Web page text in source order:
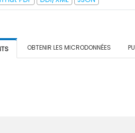
OBTENIR LES MICRODONNÉES